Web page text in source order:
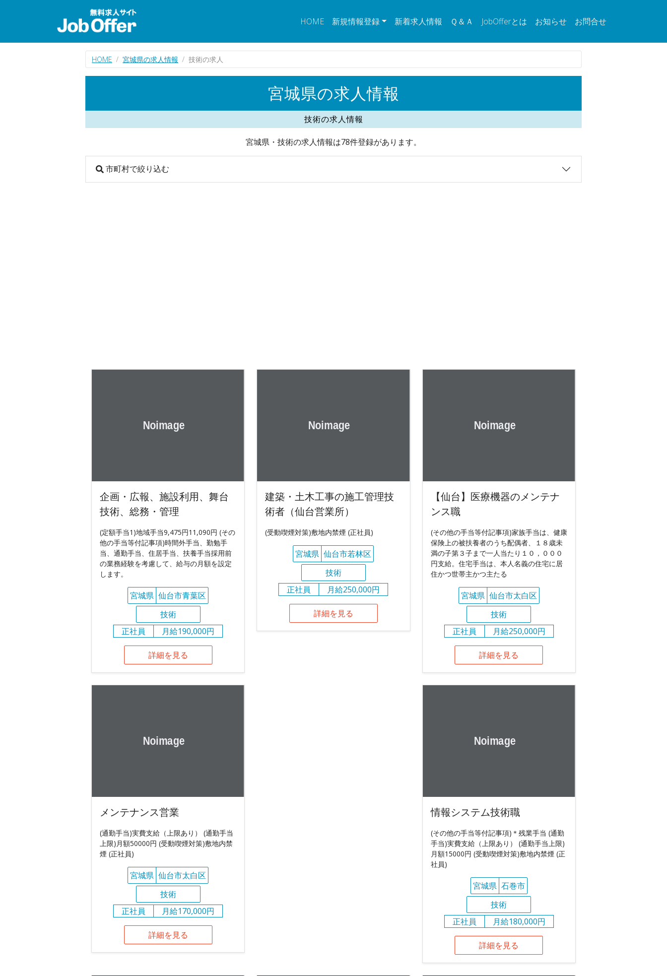
HOME 新規情報登録 新着求人情報 Ｑ＆Ａ JobOfferとは お知らせ お問合せ
HOME 宮城県の求人情報 技術の求人
宮城県の求人情報
技術の求人情報
宮城県・技術の求人情報は78件登録があります。
市町村で絞り込む
企画・広報、施設利用、舞台
技術、総務・管理
(定額手当1)地域手当9,475円11,090円 (その
他の手当等付記事項)時間外手当、勤勉手
当、通勤手当、住居手当、扶養手当採用前
の業務経験を考慮して、給与の月額を設定
します。
宮城県 仙台市青葉区
技術
正社員
月給190,000円
詳細を見る
建築・土木工事の施工管理技
術者（仙台営業所）
(受動喫煙対策)敷地内禁煙 (正社員)
宮城県 仙台市若林区
技術
正社員
月給250,000円
詳細を見る
【仙台】医療機器のメンテナ
ンス職
(その他の手当等付記事項)家族手当は、健康
保険上の被扶養者のうち配偶者、１８歳未
満の子第３子まで一人当たり１０，０００
円支給。住宅手当は、本人名義の住宅に居
住かつ世帯主かつ主たる
宮城県 仙台市太白区
技術
正社員
月給250,000円
詳細を見る
メンテナンス営業
(通勤手当)実費支給（上限あり） (通勤手当
上限)月額50000円 (受動喫煙対策)敷地内禁
煙 (正社員)
宮城県 仙台市太白区
技術
正社員
月給170,000円
詳細を見る
情報システム技術職
(その他の手当等付記事項)＊残業手当 (通勤
手当)実費支給（上限あり） (通勤手当上限)
月額15000円 (受動喫煙対策)敷地内禁煙 (正
社員)
宮城県 石巻市
技術
正社員
月給180,000円
詳細を見る